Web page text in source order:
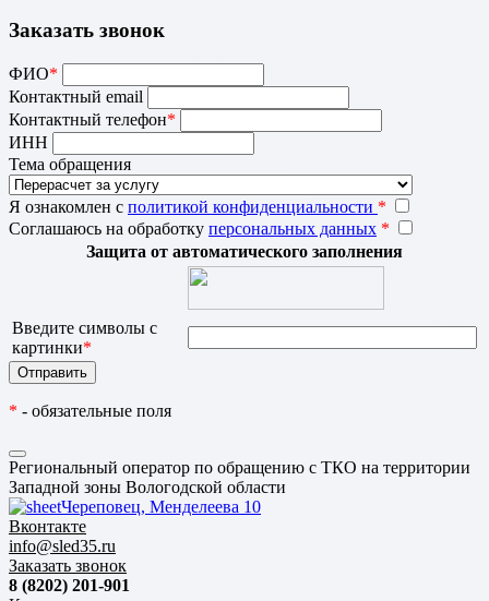
Заказать звонок
ФИО*
Контактный email
Контактный телефон*
ИНН
Тема обращения
Я ознакомлен с политикой конфиденциальности *
Соглашаюсь на обработку персональных данных *
Защита от автоматического заполнения
Введите символы с
картинки*
* - обязательные поля
Региональный оператор по обращению с ТКО на территории
Западной зоны Вологодской области
Череповец, Менделеева 10
Вконтакте
info@sled35.ru
Заказать звонок
8 (8202) 201-901